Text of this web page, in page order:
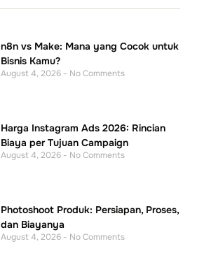
n8n vs Make: Mana yang Cocok untuk
Bisnis Kamu?
August 4, 2026 No Comments
Harga Instagram Ads 2026: Rincian
Biaya per Tujuan Campaign
August 4, 2026 No Comments
Photoshoot Produk: Persiapan, Proses,
dan Biayanya
August 4, 2026 No Comments